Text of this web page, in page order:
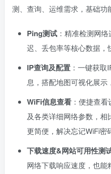
测、查询、运维需求，基础功
Ping测试 ：精准检测网
迟、丢包率等核心数据，
IP查询及配置 ：一键获
息，搭配地图可视化展示
WiFi信息查看 ：便捷查
及各类详细网络参数，
更简便，解决忘记WiFi密
下载速度&网站可用性测
网络下载响应速度，也